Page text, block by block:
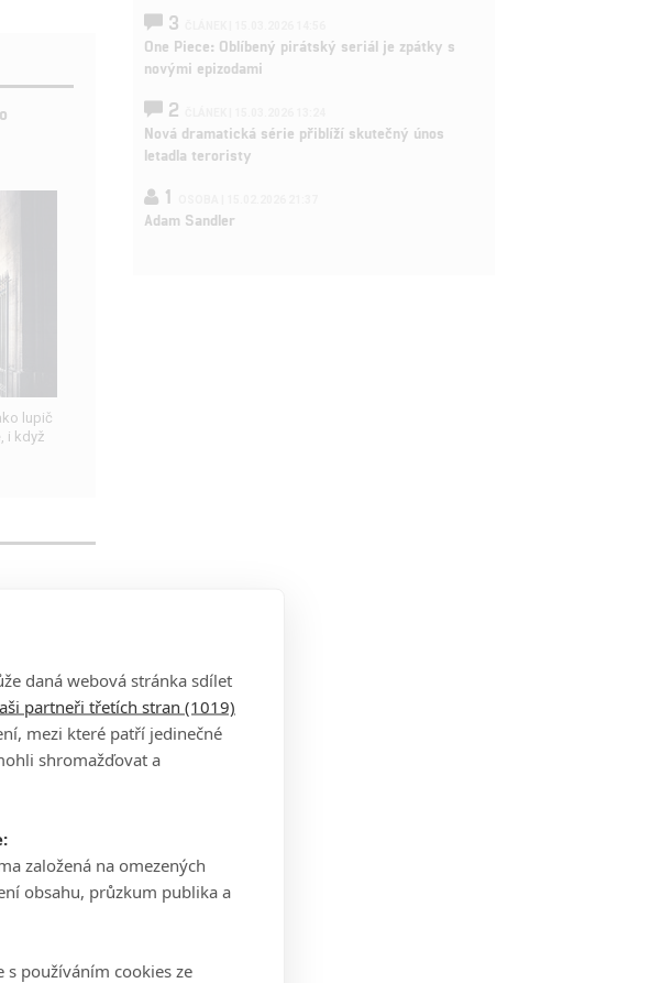
lupič
i když
blízké
3
One Piece: Oblíbený pirátský seriál je zpátky s
novými epizodami
2
Nová dramatická série přiblíží skutečný únos
letadla teroristy
1
Adam Sandler
daná webová stránka sdílet
partneři třetích stran (1019)
mezi které patří jedinečné
shromažďovat a
založená na omezených
obsahu, průzkum publika a
s používáním cookies ze